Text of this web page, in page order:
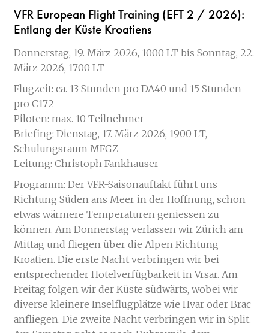
VFR European Flight Training (EFT 2 / 2026):
Entlang der Küste Kroatiens
Donnerstag, 19. März 2026, 1000 LT bis Sonntag, 22.
März 2026, 1700 LT
Flugzeit: ca. 13 Stunden pro DA40 und 15 Stunden
pro C172
Piloten: max. 10 Teilnehmer
Briefing: Dienstag, 17. März 2026, 1900 LT,
Schulungsraum MFGZ
Leitung: Christoph Fankhauser
Programm: Der VFR-Saisonauftakt führt uns
Richtung Süden ans Meer in der Hoffnung, schon
etwas wärmere Temperaturen geniessen zu
können. Am Donnerstag verlassen wir Zürich am
Mittag und fliegen über die Alpen Richtung
Kroatien. Die erste Nacht verbringen wir bei
entsprechender Hotelverfügbarkeit in Vrsar. Am
Freitag folgen wir der Küste südwärts, wobei wir
diverse kleinere Inselflugplätze wie Hvar oder Brac
anfliegen. Die zweite Nacht verbringen wir in Split.